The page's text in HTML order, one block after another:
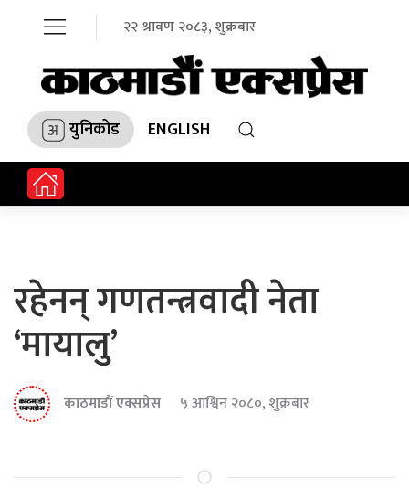
२२ श्रावण २०८३, शुक्रबार
युनिकोड ENGLISH
रहेनन् गणतन्त्रवादी नेता
‘मायालु’
काठमाडौं एक्सप्रेस ५ आश्विन २०८०, शुक्रबार